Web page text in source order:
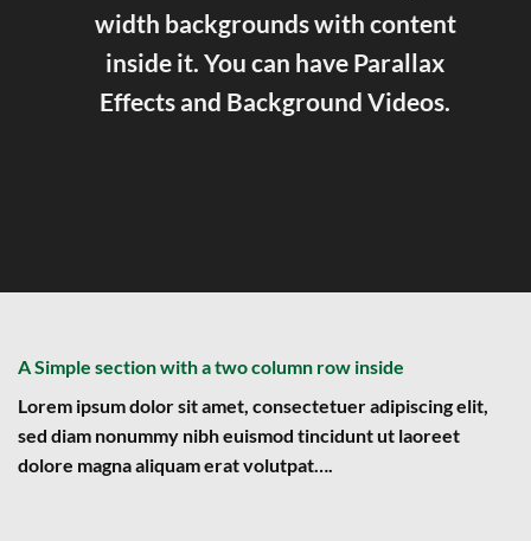
width backgrounds with content
inside it. You can have Parallax
Effects and Background Videos.
A Simple section with a two column row inside
Lorem ipsum dolor sit amet, consectetuer adipiscing elit,
sed diam nonummy nibh euismod tincidunt ut laoreet
dolore magna aliquam erat volutpat….